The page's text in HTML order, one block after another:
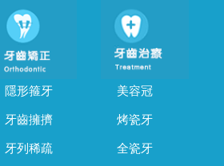
隱形箍牙
牙齒擁擠
牙列稀疏
美容冠
烤瓷牙
全瓷牙